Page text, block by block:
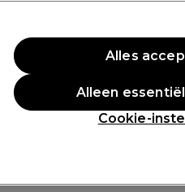
Professionele
Cookie-
Alleen
Alles